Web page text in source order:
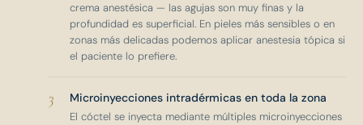
crema anestésica — las agujas son muy finas y la
profundidad es superficial. En pieles más sensibles o en
zonas más delicadas podemos aplicar anestesia tópica si
el paciente lo prefiere.
3 Microinyecciones intradérmicas en toda la zona
El cóctel se inyecta mediante múltiples microinyecciones